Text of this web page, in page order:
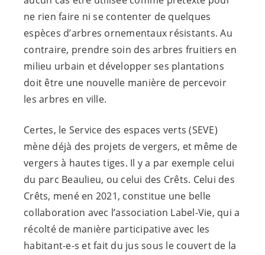
ne rien faire ni se contenter de quelques
espèces d’arbres ornementaux résistants. Au
contraire, prendre soin des arbres fruitiers en
milieu urbain et développer ses plantations
doit être une nouvelle manière de percevoir
les arbres en ville.
Certes, le Service des espaces verts (SEVE)
mène déjà des projets de vergers, et même de
vergers à hautes tiges. Il y a par exemple celui
du parc Beaulieu, ou celui des Crêts. Celui des
Crêts, mené en 2021, constitue une belle
collaboration avec l’association Label-Vie, qui a
récolté de manière participative avec les
habitant-e-s et fait du jus sous le couvert de la